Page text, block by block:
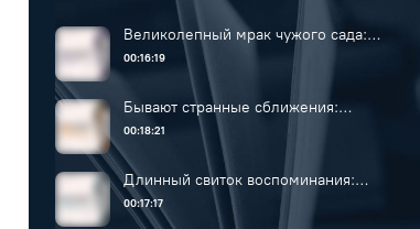
Великолепный мрак чужого сада:
исповедь, стилизация, двойная оптика
00:16:19
Бывают странные сближения:
стихотворные повествования Пушкина и
внешнее время
00:18:21
Длинный свиток воспоминания:
словесная симметрия, малые загадки и
большая тайна
00:17:17